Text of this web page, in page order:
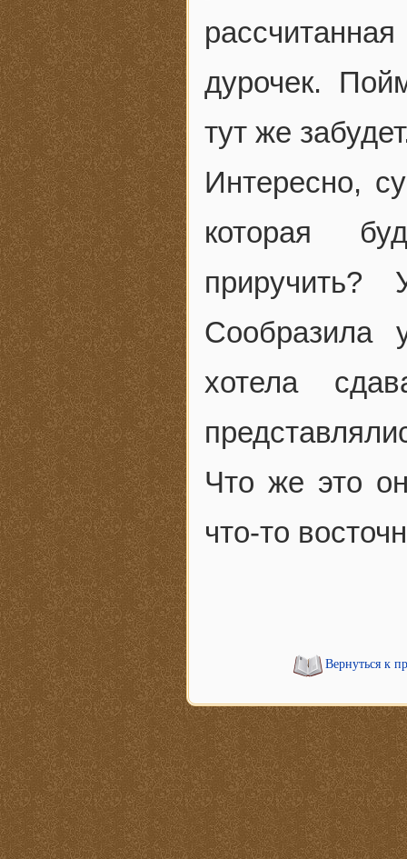
дурочек.
тут же
Интересно,
которая
Сообразила
хотела
Что же это
что-то
Вернуться к